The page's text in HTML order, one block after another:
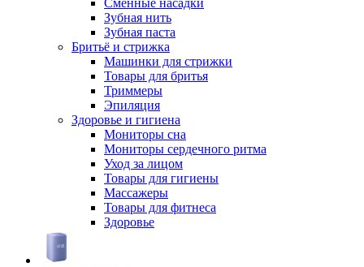
Сменные насадки
Зубная нить
Зубная паста
Бритьё и стрижка
Машинки для стрижки
Товары для бритья
Триммеры
Эпиляция
Здоровье и гигиена
Мониторы сна
Мониторы сердечного ритма
Уход за лицом
Товары для гигиены
Массажеры
Товары для фитнеса
Здоровье